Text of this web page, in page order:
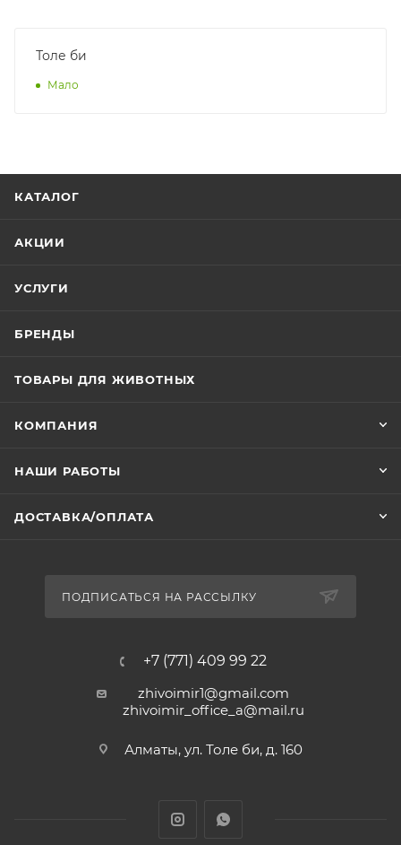
Толе би
Мало
КАТАЛОГ
АКЦИИ
УСЛУГИ
БРЕНДЫ
ТОВАРЫ ДЛЯ ЖИВОТНЫХ
КОМПАНИЯ
НАШИ РАБОТЫ
ДОСТАВКА/ОПЛАТА
ПОДПИСАТЬСЯ НА РАССЫЛКУ
+7 (771) 409 99 22
zhivoimir1@gmail.com
zhivoimir_office_a@mail.ru
Алматы, ул. Толе би, д. 160